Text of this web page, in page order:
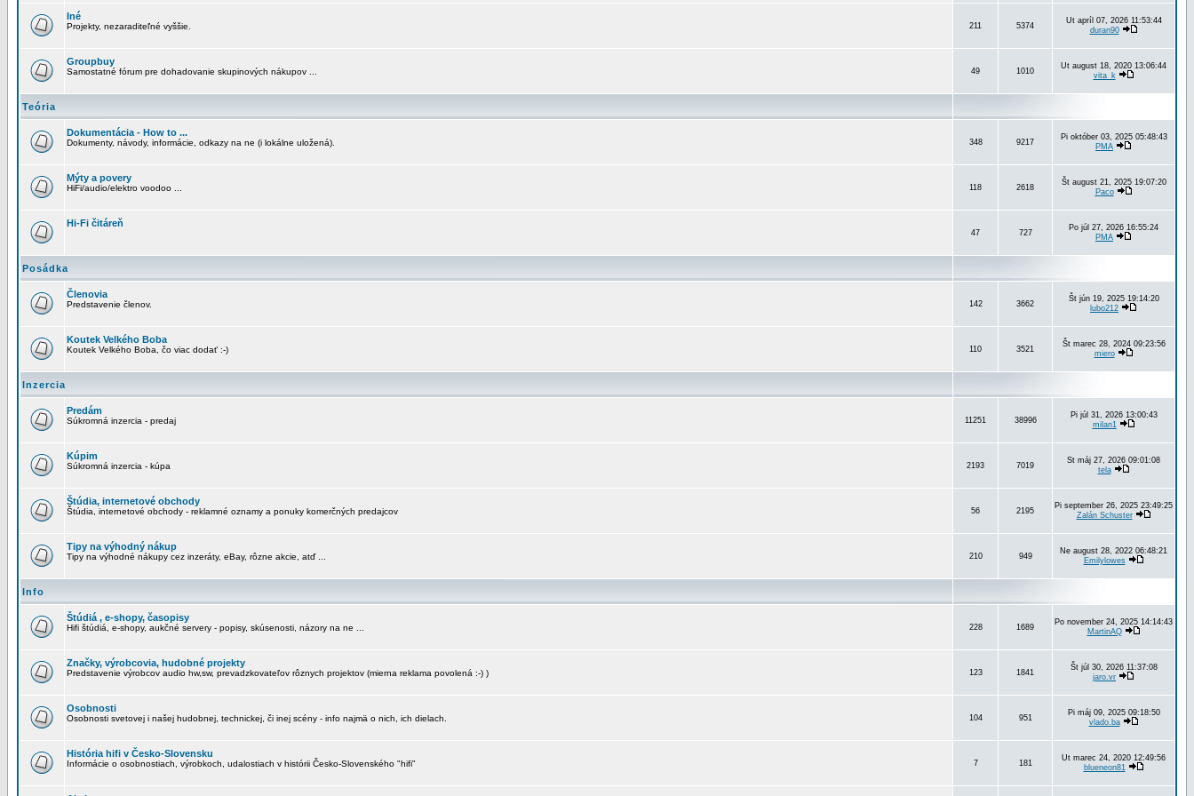
Iné
Projekty, nezaraditeľné vyššie. 211 5374
Ut apríl 07, 2026 11:53:44
duran90
Groupbuy
Samostatné fórum pre dohadovanie skupinových nákupov ... 49 1010
Ut august 18, 2020 13:06:44
vita_k
Teória
Dokumentácia - How to ...
Dokumenty, návody, informácie, odkazy na ne (i lokálne uložená). 348 9217
Pi október 03, 2025 05:48:43
PMA
Mýty a povery
HiFi/audio/elektro voodoo ... 118 2618
Št august 21, 2025 19:07:20
Paco
Hi-Fi čitáreň
47 727
Po júl 27, 2026 16:55:24
PMA
Posádka
Členovia
Predstavenie členov. 142 3662
Št jún 19, 2025 19:14:20
lubo212
Koutek Velkého Boba
Koutek Velkého Boba, čo viac dodať :-) 110 3521
Št marec 28, 2024 09:23:56
miero
Inzercia
Predám
Súkromná inzercia - predaj 11251 38996
Pi júl 31, 2026 13:00:43
milan1
Kúpim
Súkromná inzercia - kúpa 2193 7019
St máj 27, 2026 09:01:08
tela
Štúdia, internetové obchody
Štúdia, internetové obchody - reklamné oznamy a ponuky komerčných predajcov 56 2195
Pi september 26, 2025 23:49:25
Zalán Schuster
Tipy na výhodný nákup
Tipy na výhodné nákupy cez inzeráty, eBay, rôzne akcie, atď ... 210 949
Ne august 28, 2022 06:48:21
Emilylowes
Info
Štúdiá , e-shopy, časopisy
Hifi štúdiá, e-shopy, aukčné servery - popisy, skúsenosti, názory na ne ... 228 1689
Po november 24, 2025 14:14:43
MartinAQ
Značky, výrobcovia, hudobné projekty
Predstavenie výrobcov audio hw,sw, prevadzkovateľov rôznych projektov (mierna reklama povolená :-) ) 123 1841
Št júl 30, 2026 11:37:08
jaro.vr
Osobnosti
Osobnosti svetovej i našej hudobnej, technickej, či inej scény - info najmä o nich, ich dielach. 104 951
Pi máj 09, 2025 09:18:50
vlado.ba
História hifi v Česko-Slovensku
Informácie o osobnostiach, výrobkoch, udalostiach v histórii Česko-Slovenského "hifi" 7 181
Ut marec 24, 2020 12:49:56
blueneon81